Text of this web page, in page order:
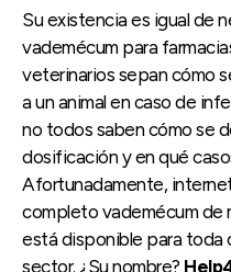
Su existencia es igual de
vademécum para
veterinarios sepan cómo
a un animal en caso de
no todos saben cómo se
dosificación y en qué
Afortunadamente,
completo vademécum de
está disponible para toda
sector. ¿Su nombre?